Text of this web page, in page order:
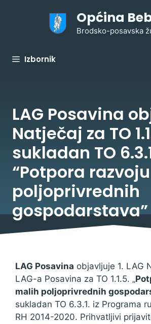
Općina
Brodsko-posavska
Izbornik
LAG Posavina
Natječaj za TO
sukladan TO
“Potpora
poljoprivrednih
gospodarstava”
LAG Posavina objavljuje 1. LAG
LAG-a Posavina za TO 1.1.5. „
malih poljoprivrednih
sukladan TO 6.3.1. iz Programa
RH 2014-2020. Prihvatljivi